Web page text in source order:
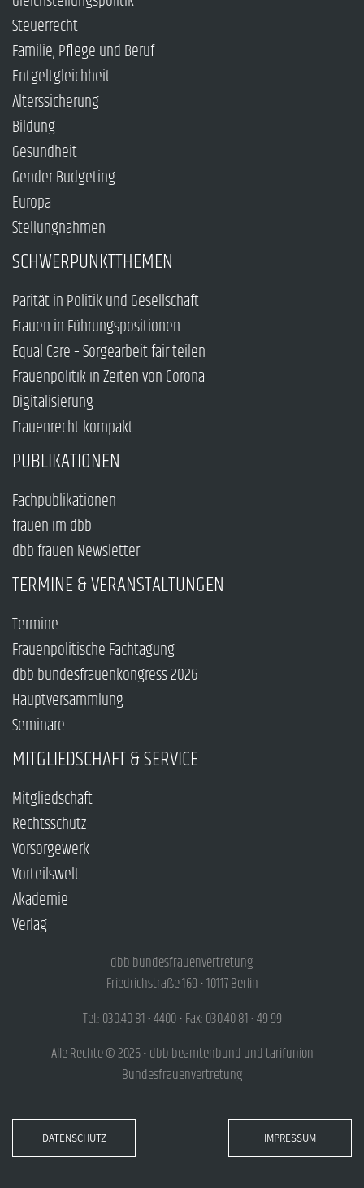
Steuerrecht
Familie, Pflege und Beruf
Entgeltgleichheit
Alterssicherung
Bildung
Gesundheit
Gender Budgeting
Europa
Stellungnahmen
SCHWERPUNKTTHEMEN
Parität in Politik und Gesellschaft
Frauen in Führungspositionen
Equal Care – Sorgearbeit fair teilen
Frauenpolitik in Zeiten von Corona
Digitalisierung
Frauenrecht kompakt
PUBLIKATIONEN
Fachpublikationen
frauen im dbb
dbb frauen Newsletter
TERMINE & VERANSTALTUNGEN
Termine
Frauenpolitische Fachtagung
dbb bundesfrauenkongress 2026
Hauptversammlung
Seminare
MITGLIEDSCHAFT & SERVICE
Mitgliedschaft
Rechtsschutz
Vorsorgewerk
Vorteilswelt
Akademie
Verlag
dbb bundesfrauenvertretung
Friedrichstraße 169 • 10117 Berlin
Tel.: 030.40 81 - 4400 • Fax: 030.40 81 - 49 99
Alle Rechte © 2026 • dbb beamtenbund und tarifunion
Bundesfrauenvertretung
DATENSCHUTZ IMPRESSUM